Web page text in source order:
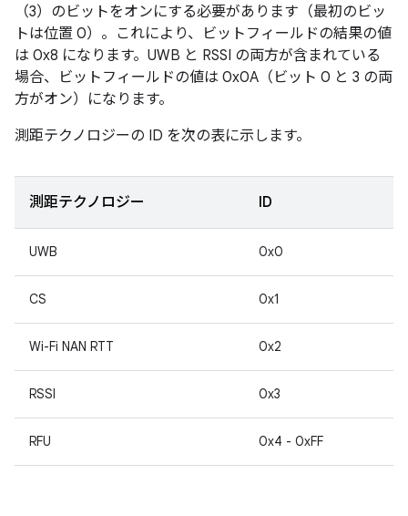
（3）のビットをオンにする必要があります（最初のビッ
トは位置 0）。これにより、ビットフィールドの結果の値
は 0x8 になります。UWB と RSSI の両方が含まれている
場合、ビットフィールドの値は 0x0A（ビット 0 と 3 の両
方がオン）になります。
測距テクノロジーの ID を次の表に示します。
測距テクノロジー ID
UWB 0x0
CS 0x1
Wi-Fi NAN RTT 0x2
RSSI 0x3
RFU 0x4 - 0xFF